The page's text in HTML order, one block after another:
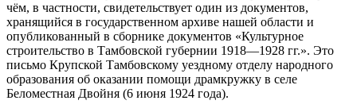
чём, в частности, свидетельствует один из документов,
хранящийся в государственном архиве нашей области и
опубликованный в сборнике документов «Культурное
строительство в Тамбовской губернии 1918—1928 гг.». Это
письмо Крупской Тамбовскому уездному отделу народного
образования об оказании помощи драмкружку в селе
Беломестная Двойня (6 июня 1924 года).